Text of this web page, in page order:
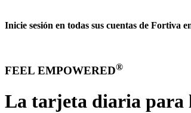
Inicie sesión en todas sus cuentas de Fortiva
FEEL EMPOWERED®
La tarjeta diaria para